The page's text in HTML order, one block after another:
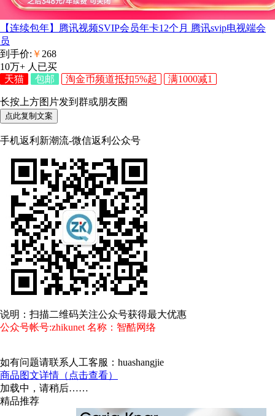
【连续包年】腾讯视频SVIP会员年卡12个月 腾讯svip电视端会
员
到手价: ￥ 268
10万+ 人已买
天猫
包邮 淘金币频道抵扣5%起 满1000减1
长按上方图片发到群或朋友圈
点此复制文案
手机返利新潮流-微信返利公众号
说明：扫描二维码关注公众号获得最大优惠
公众号帐号:zhikunet 名称：智酷网络
如有问题请联系人工客服：huashangjie
商品图文详情（点击查看）
加载中，请稍后……
精品推荐